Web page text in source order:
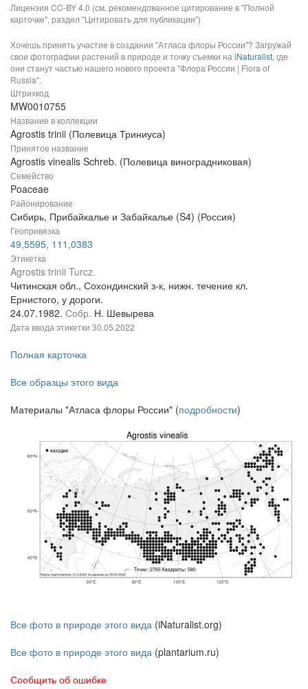
Лицензия CC-BY 4.0 (см. рекомендованное цитирование в "Полной
карточке", раздел "Цитировать для публикации")
Хочешь принять участие в создании "Атласа флоры России"? Загружай
свои фотографии растений в природе и точку съемки на iNaturalist, где
они станут частью нашего нового проекта "Флора России | Flora of
Russia".
Штрихкод
MW0010755
Название в коллекции
Agrostis trinii (Полевица Триниуса)
Принятое название
Agrostis vinealis Schreb. (Полевица виноградниковая)
Семейство
Poaceae
Районирование
Сибирь, Прибайкалье и Забайкалье (S4) (Россия)
Геопривязка
49,5595, 111,0383
Этикетка
Agrostis trinii Turcz.
Читинская обл., Сохондинский з-к, нижн. течение кл.
Ернистого, у дороги.
24.07.1982. Собр. Н. Шевырева
Дата ввода этикетки 30.05.2022
Полная карточка
Все образцы этого вида
Материалы "Атласа флоры России" (подробности)
Все фото в природе этого вида (iNaturalist.org)
Все фото в природе этого вида (plantarium.ru)
Сообщить об ошибке